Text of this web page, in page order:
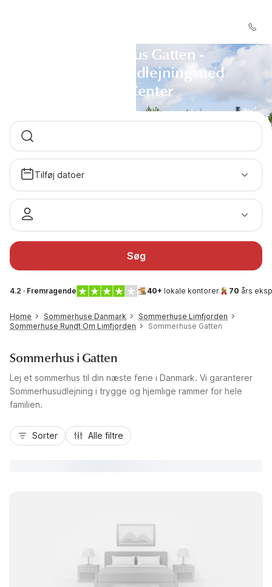
Sommerhus Gatten -
Sommerhusudlejning med
DanCenter
Tilføj datoer
Søg
4.2 · Fremragende 40+ lokale kontorer 70 års
Home Sommerhuse Danmark
Sommerhuse Limfjorden
Sommerhuse Rundt Om Limfjorden
Sommerhuse Gatten
Sommerhus i Gatten
Lej et sommerhus til din næste ferie i Danmark. Vi garanterer
Sommerhusudlejning i trygge og hjemlige rammer for hele
familien.
Sorter Alle filtre